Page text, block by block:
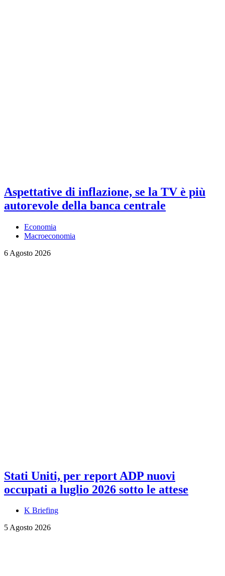
Aspettative di inflazione, se la TV è più
autorevole della banca centrale
Economia
Macroeconomia
6 Agosto 2026
Stati Uniti, per report ADP nuovi
occupati a luglio 2026 sotto le attese
K Briefing
5 Agosto 2026